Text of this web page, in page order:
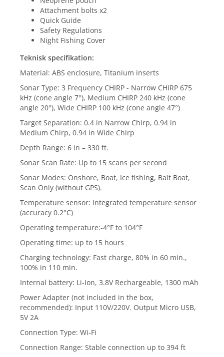
Attachment bolts x2
Quick Guide
Safety Regulations
Night Fishing Cover
Teknisk specifikation:
Material: ABS enclosure, Titanium inserts
Sonar Type: 3 Frequency CHIRP - Narrow CHIRP 675
kHz (cone angle 7°), Medium CHIRP 240 kHz (cone
angle 20°), Wide CHIRP 100 kHz (cone angle 47°)
Target Separation: 0.4 in Narrow Chirp, 0.94 in
Medium Chirp, 0.94 in Wide Chirp
Depth Range: 6 in – 330 ft.
Sonar Scan Rate: Up to 15 scans per second
Sonar Modes: Onshore, Boat, Ice fishing, Bait Boat,
Scan Only (without GPS).
Temperature sensor: Integrated temperature sensor
(accuracy 0.2°C)
Operating temperature:-4°F to 104°F
Operating time: up to 15 hours
Charging technology: Fast charge, 80% in 60 min.,
100% in 110 min.
Internal battery: Li-Ion, 3.8V Rechargeable, 1300 mAh
Power Adapter (not included in the box,
recommended): Input 110V/220V. Output Micro USB,
5V 2A
Connection Type: Wi-Fi
Connection Range: Stable connection up to 394 ft